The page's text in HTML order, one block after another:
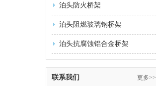
泊头防火桥架
泊头阻燃玻璃钢桥架
泊头抗腐蚀铝合金桥架
联系我们 更多>>